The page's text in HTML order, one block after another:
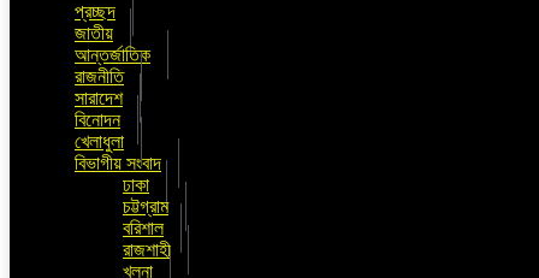
প্রচ্ছদ
জাতীয়
আন্তর্জাতিক
রাজনীতি
সারাদেশ
বিনোদন
খেলাধুলা
বিভাগীয় সংবাদ
ঢাকা
চট্টগ্রাম
বরিশাল
রাজশাহী
খুলনা